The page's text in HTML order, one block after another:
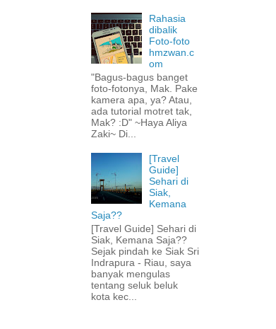
Rahasia
dibalik
Foto-foto
hmzwan.c
om
"Bagus-bagus banget
foto-fotonya, Mak. Pake
kamera apa, ya? Atau,
ada tutorial motret tak,
Mak? :D" ~Haya Aliya
Zaki~ Di...
[Travel
Guide]
Sehari di
Siak,
Kemana
Saja??
[Travel Guide] Sehari di
Siak, Kemana Saja??
Sejak pindah ke Siak Sri
Indrapura - Riau, saya
banyak mengulas
tentang seluk beluk
kota kec...